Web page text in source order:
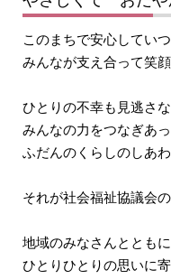
このまちで安心してい
みんなが支え合って笑
ひとりの不幸も見逃さな
みんなの力をつなぎあっ
ふだんのくらしのしあわ
それが社会福祉協議会の
地域のみなさんとともに
ひとりひとりの思いに寄